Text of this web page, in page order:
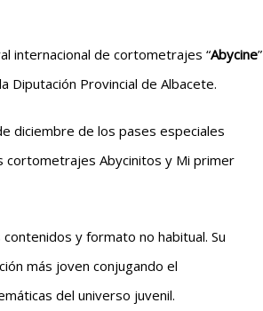
internacional de cortometrajes “Abycine”
Diputación Provincial de Albacete.
diciembre de los pases especiales
cortometrajes Abycinitos y Mi primer
y formato no habitual. Su
más joven conjugando el
del universo juvenil.